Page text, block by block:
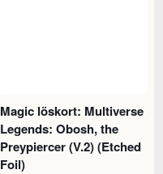
Magic löskort: Multiverse
Legends: Obosh, the
Preypiercer (V.2) (Etched
Foil)